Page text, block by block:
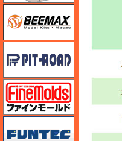
ファインモー
funtec（ファ